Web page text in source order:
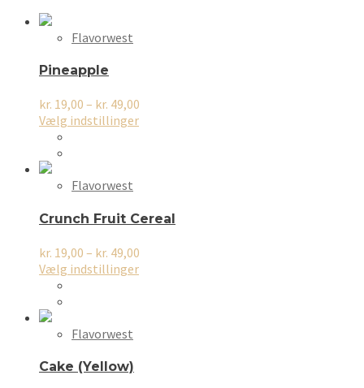
Flavorwest
Pineapple
kr. 19,00 – kr. 49,00
Vælg indstillingerDette
kan
på
varesiden
Flavorwest
Crunch Fruit Cereal
kr. 19,00 – kr. 49,00
Vælg indstillingerDette
Flavorwest
Cake (Yellow)